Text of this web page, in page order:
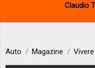
Claudio
Auto Magazine